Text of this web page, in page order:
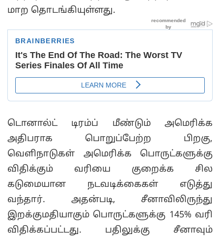
மாற தொடங்கியுள்ளது.
டொனால்ட் டிரம்ப் மீண்டும் அமெரிக்க
அதிபராக பொறுப்பேற்ற பிறகு,
வெளிநாடுகள் அமெரிக்க பொருட்களுக்கு
விதிக்கும் வரியை குறைக்க சில
கடுமையான நடவடிக்கைகள் எடுத்து
வந்தார். அதன்படி, சீனாவிலிருந்து
இறக்குமதியாகும் பொருட்களுக்கு 145% வரி
விதிக்கப்பட்டது. பதிலுக்கு சீனாவும்